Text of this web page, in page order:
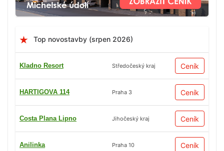
Top novostavby (srpen 2026)
Kladno Resort Středočeský kraj Ceník
HARTIGOVA 114 Praha 3 Ceník
Costa Plana Lipno Jihočeský kraj Ceník
Anilinka Praha 10 Ceník